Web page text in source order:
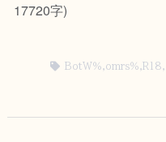
17720字)
BotW％ omrs％ ,R18